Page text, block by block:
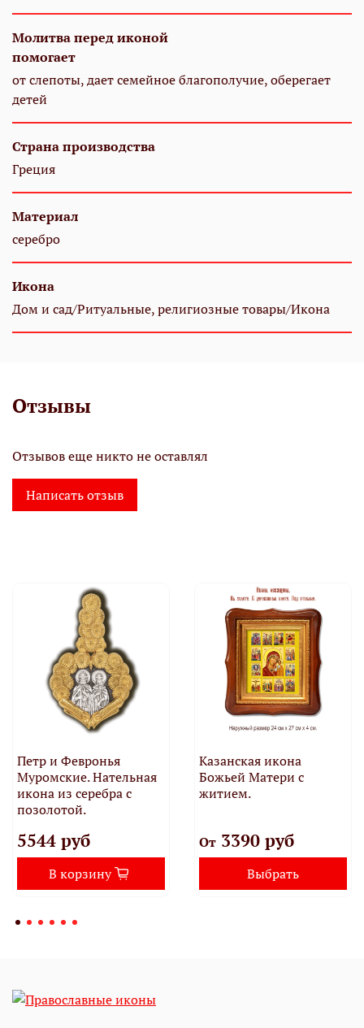
Молитва перед иконой
помогает
от слепоты, дает семейное благополучие, оберегает
детей
Страна производства
Греция
Материал
серебро
Икона
Дом и сад/Ритуальные, религиозные товары/Икона
Отзывы
Отзывов еще никто не оставлял
Написать отзыв
Петр и Февронья
Муромские. Нательная
икона из серебра с
позолотой.
5544 руб
В корзину
Казанская икона
Божьей Матери с
житием.
От3390 руб
Выбрать